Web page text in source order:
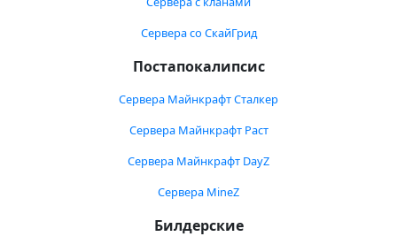
Сервера со СкайГрид
Постапокалипсис
Сервера Майнкрафт Сталкер
Сервера Майнкрафт Раст
Сервера Майнкрафт DayZ
Сервера MineZ
Билдерские